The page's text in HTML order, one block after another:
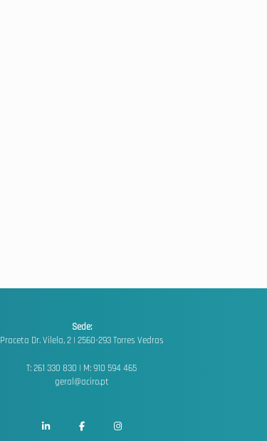
Sede:
Praceta Dr. Vilela, 2 | 2560-293 Torres Vedras
T: 261 330 830 | M: 910 594 465
geral@aciro.pt